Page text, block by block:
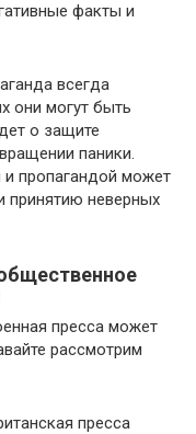
факты и
всегда
они могут быть
о защите
паники.
и пропагандой может
принятию неверных
пресса может
рассмотрим
пресса